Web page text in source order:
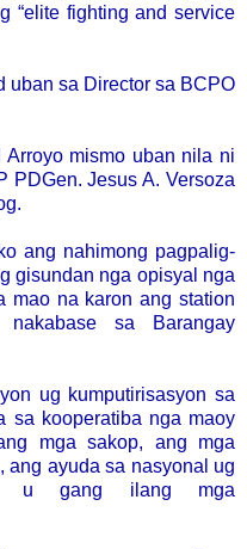
“elite fighting and service
uban sa Director sa BCPO
mismo uban nila ni
PDGen. Jesus A. Versoza
ang nahimong pagpalig-
gisundan nga opisyal nga
mao na karon ang station
sa Barangay
ug kumputirisasyon sa
sa kooperatiba nga maoy
mga sakop, ang mga
ang ayuda sa nasyonal ug
u gang ilang mga